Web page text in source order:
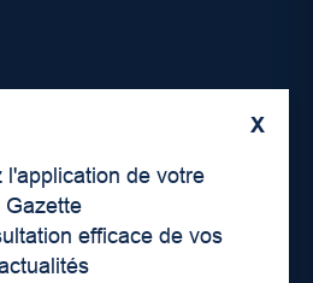
X
l'application de votre
Gazette
efficace de vos